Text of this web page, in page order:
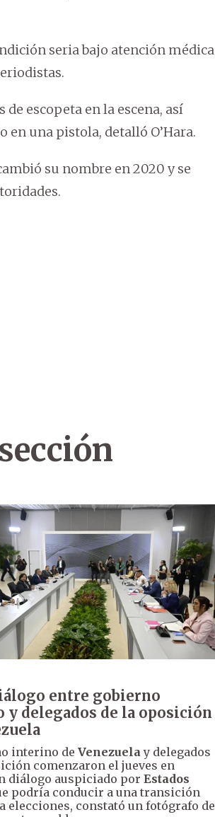
seria bajo atención médica
escopeta en la escena, así
en una pistola, detalló O’Hara.
su nombre en 2020 y se
entre gobierno
delegados de la oposición
interino deVenezuelay delegados
comenzaron el jueves en
diálogo auspiciado porEstados
podría conducir a una transición
elecciones, constató un fotógrafo de